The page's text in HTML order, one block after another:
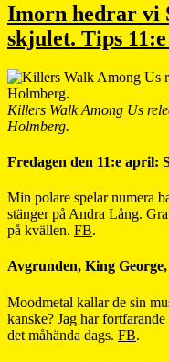
Imorn hedrar vi
skjulet. Tips
Killers Walk Among Us
Holmberg.
Fredagen den 11:e april:
Min polare spelar numera
stänger på Andra Lång.
på kvällen. FB.
Avgrunden, King
Moodmetal kallar de sin
kanske? Jag har
det måhända dags. FB.